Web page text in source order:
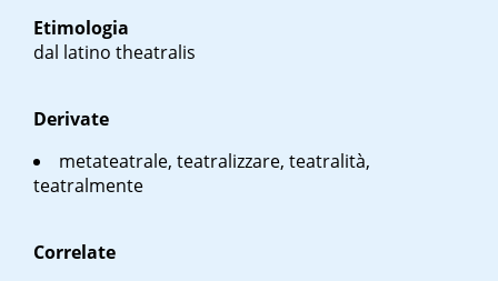
Etimologia
dal latino theatralis
Derivate
metateatrale, teatralizzare, teatralità,
teatralmente
Correlate